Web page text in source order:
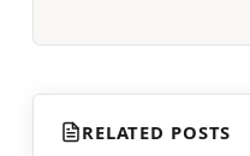
RELATED POSTS